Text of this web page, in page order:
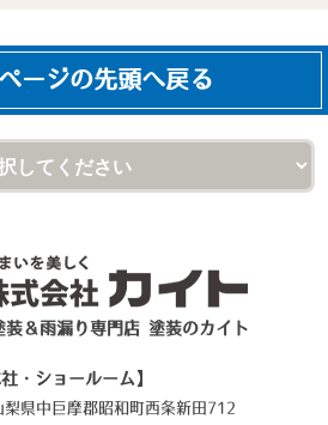
ージの先頭へ戻る
装＆雨漏り専門店 塗装のカイト
社・ショールーム】
県中巨摩郡昭和町西条新田712